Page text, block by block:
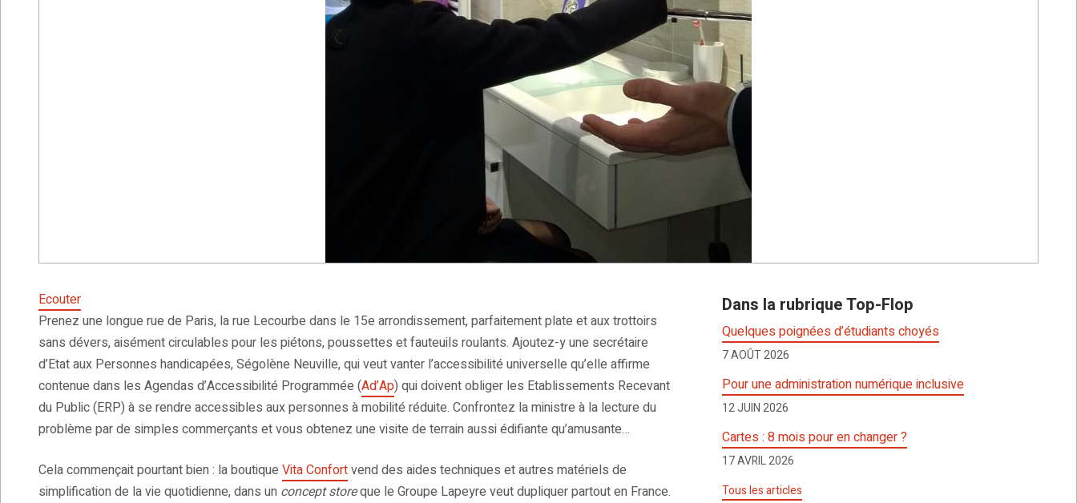
Ecouter
Prenez une longue rue de Paris, la rue Lecourbe dans le 15e arrondissement, parfaitement plate et aux trottoirs
sans dévers, aisément circulables pour les piétons, poussettes et fauteuils roulants. Ajoutez-y une secrétaire
d’Etat aux Personnes handicapées, Ségolène Neuville, qui veut vanter l’accessibilité universelle qu’elle affirme
contenue dans les Agendas d’Accessibilité Programmée (Ad’Ap) qui doivent obliger les Etablissements Recevant
du Public (ERP) à se rendre accessibles aux personnes à mobilité réduite. Confrontez la ministre à la lecture du
problème par de simples commerçants et vous obtenez une visite de terrain aussi édifiante qu’amusante…
Cela commençait pourtant bien : la boutique Vita Confortvend des aides techniques et autres matériels de
simplification de la vie quotidienne, dans un concept storeque le Groupe Lapeyre veut dupliquer partout en France.
Dans la rubrique Top-Flop
Quelques poignées d’étudiants choyés
7 AOÛT 2026
Pour une administration numérique inclusive
12 JUIN 2026
Cartes : 8 mois pour en changer ?
17 AVRIL 2026
Tous les articles